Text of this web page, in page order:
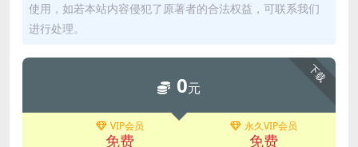
使用，如若本站内容侵犯了原著者的合法权益，可联系我们
进行处理。
下载
0元
VIP会员
免费
永久VIP会员
免费